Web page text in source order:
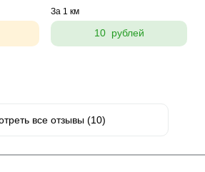
За 1 км
10 рублей
все отзывы (10)